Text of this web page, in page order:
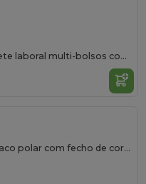
ALMANZOR Colete laboral multi-bolsos com bolso interior com velcro
NEW ARTIC Casaco polar com fecho de correr frontal